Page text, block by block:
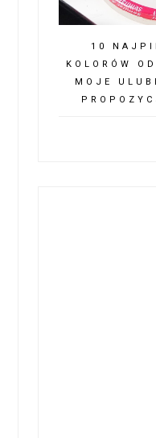
10
KOLORÓW
MOJE